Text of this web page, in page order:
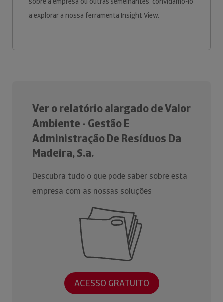
a explorar a nossa ferramenta Insight View.
Ver o relatório alargado de Valor
Ambiente - Gestão E
Administração De Resíduos Da
Madeira, S.a.
Descubra tudo o que pode saber sobre esta
empresa com as nossas soluções
ACESSO GRATUITO